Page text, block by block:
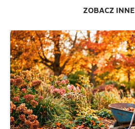
ZOBACZ INNE